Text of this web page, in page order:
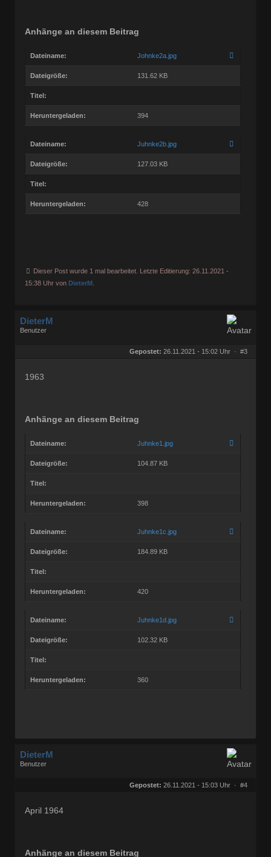
Anhänge an diesem Beitrag
Dateiname: Johnke2a.jpg
Dateigröße: 131.62 KB
Titel:
Heruntergeladen: 394
Dateiname: Juhnke2b.jpg
Dateigröße: 127.03 KB
Titel:
Heruntergeladen: 428
Dieser Post wurde 1 mal bearbeitet. Letzte Editierung: 26.11.2021 -
15:38 Uhr von DieterM
DieterM
Benutzer
Gepostet: 26.11.2021 - 15:02 Uhr · #3
1963
Anhänge an diesem Beitrag
Dateiname: Juhnke1.jpg
Dateigröße: 104.87 KB
Titel:
Heruntergeladen: 398
Dateiname: Juhnke1c.jpg
Dateigröße: 184.89 KB
Titel:
Heruntergeladen: 420
Dateiname: Juhnke1d.jpg
Dateigröße: 102.32 KB
Titel:
Heruntergeladen: 360
DieterM
Benutzer
Gepostet: 26.11.2021 - 15:03 Uhr · #4
April 1964
Anhänge an diesem Beitrag